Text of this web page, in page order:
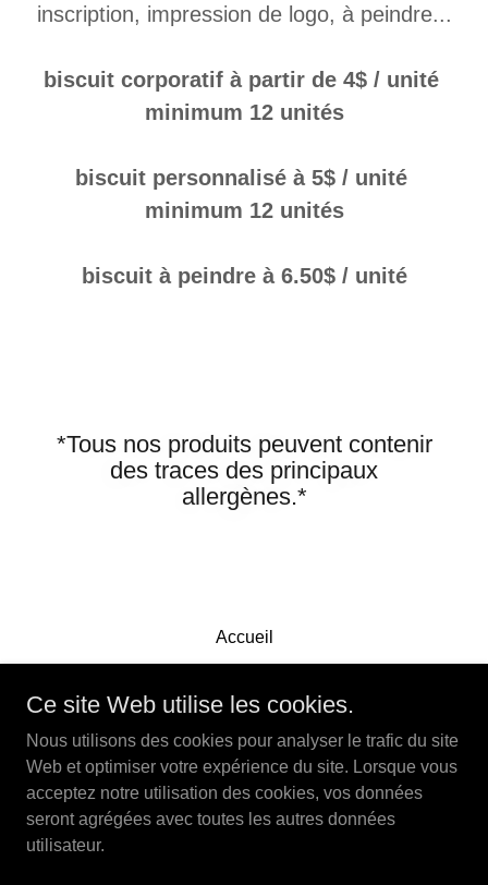
inscription, impression de logo, à peindre...
biscuit corporatif à partir de 4$ / unité
minimum 12 unités
biscuit personnalisé à 5$ / unité
minimum 12 unités
biscuit à peindre à 6.50$ / unité
*Tous nos produits peuvent contenir
des traces des principaux
allergènes.*
Accueil
Le Mel-Feuille
Trois-Rivières, Qc
lemelfeuille@gmail.com
Copyright © 2026 Le Mel-Feuille - Tous droits réservés.
Ce site Web utilise les cookies.
Nous utilisons des cookies pour analyser le trafic du site
Web et optimiser votre expérience du site. Lorsque vous
acceptez notre utilisation des cookies, vos données
seront agrégées avec toutes les autres données
utilisateur.